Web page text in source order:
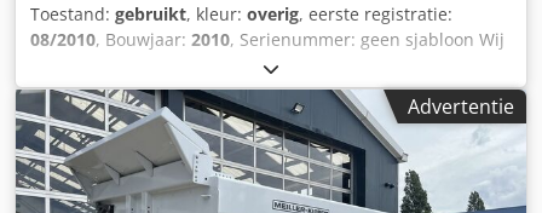
Toestand: gebruikt, kleur: overig, eerste registratie:
08/2010, Bouwjaar: 2010, Serienummer: geen sjabloon Wij
hebben meer dan 100 assen op voorraad. Codpfx Abozrr
Ihjfeha Neem contact met ons op als u niet kunt vinden
wat u zoekt.
Advertentie